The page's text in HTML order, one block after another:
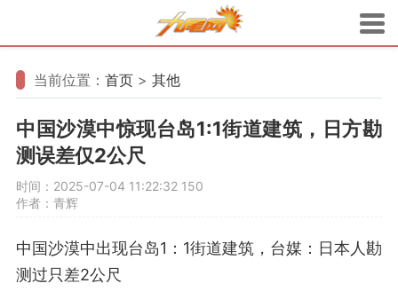
当前位置： 首页 > 其他
中国沙漠中惊现台岛1:1街道建筑，日方勘
测误差仅2公尺
时间：2025-07-04 11:22:32 150
作者：青辉
中国沙漠中出现台岛1：1街道建筑，台媒：日本人勘
测过只差2公尺